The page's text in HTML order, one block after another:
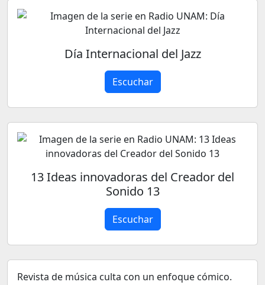
Día Internacional del Jazz
Escuchar
13 Ideas innovadoras del Creador del
Sonido 13
Escuchar
Revista de música culta con un enfoque cómico.